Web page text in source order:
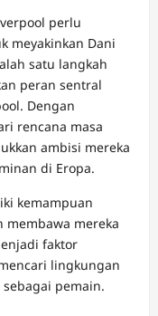
perlu
meyakinkan Dani
satu langkah
peran sentral
Dengan
rencana masa
ambisi mereka
di Eropa.
kemampuan
mereka
faktor
lingkungan
pemain.